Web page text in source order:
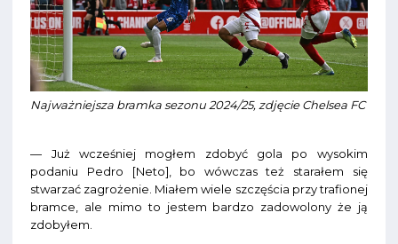
Najważniejsza bramka sezonu 2024/25, zdjęcie Chelsea FC
— Już wcześniej mogłem zdobyć gola po wysokim
podaniu Pedro [Neto], bo wówczas też starałem się
stwarzać zagrożenie. Miałem wiele szczęścia przy trafionej
bramce, ale mimo to jestem bardzo zadowolony że ją
zdobyłem.